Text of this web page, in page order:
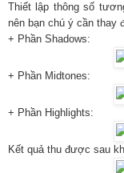
Thiết lập thông số
nên bạn chú ý cần thay
+ Phần Shadows:
+ Phần Midtones:
+ Phần Highlights:
Kết quả thu được sau